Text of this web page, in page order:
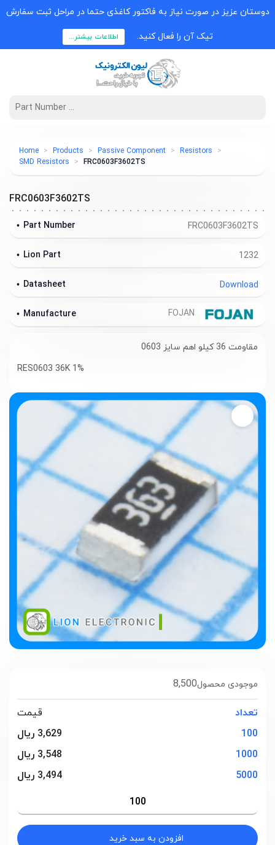
دوستان عزیز در صورت نیاز به فاکتور کاغذی حتما در مراحل ثبت سفارش
تیک آن را فعال کنید. اطلاعات بیشتر...
Home Products Passive Component
Resistors
SMD Resistors
FRC0603F3602TS
8,500موجودی محصول
تعداد
قیمت
100
3,629 ریال
1000
3,548 ریال
5000
3,494 ریال
افزودن به سبد خرید
FRC0603F3602TS
FRC0603F3602TS
Part Number
1232
Lion Part
Download
Datasheet
Manufacture
مقاومت 36 کیلو اهم سایز 0603
RES0603 36K 1%